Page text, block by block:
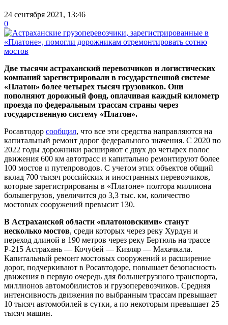
24 сентября 2021, 13:46
0
Две тысячи астраханский перевозчиков и логистических
компаний зарегистрировали в государственной системе
«Платон» более четырех тысяч грузовиков. Они
пополняют дорожный фонд, оплачивая каждый километр
проезда по федеральным трассам страны через
государственную систему «Платон».
Росавтодор сообщил, что все эти средства направляются на
капитальный ремонт дорог федерального значения. С 2020 по
2022 годы дорожники расширяют с двух до четырех полос
движения 600 км автотрасс и капитально ремонтируют более
100 мостов и путепроводов. С учетом этих объектов общий
вклад 700 тысяч российских и иностранных перевозчиков,
которые зарегистрированы в «Платоне» полтора миллиона
большегрузов, увеличится до 3,3 тыс. км, количество
мостовых сооружений превысит 130.
В Астраханской области «платоновскими» станут
несколько мостов, среди которых через реку Хурдун и
переход длиной в 190 метров через реку Бертюль на трассе
Р-215 Астрахань — Кочубей — Кизляр — Махачкала.
Капитальный ремонт мостовых сооружений и расширение
дорог, подчеркивают в Росавтодоре, повышает безопасность
движения в первую очередь для большегрузного транспорта,
миллионов автомобилистов и грузоперевозчиков. Средняя
интенсивность движения по выбранным трассам превышает
10 тысяч автомобилей в сутки, а по некоторым превышает 25
тысяч машин.